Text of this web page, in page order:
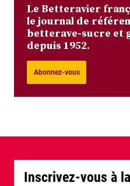
Le Betteravier
le journal de
betterave-sucre et
depuis 1952.
Abonnez-vous
Inscrivez-vous à